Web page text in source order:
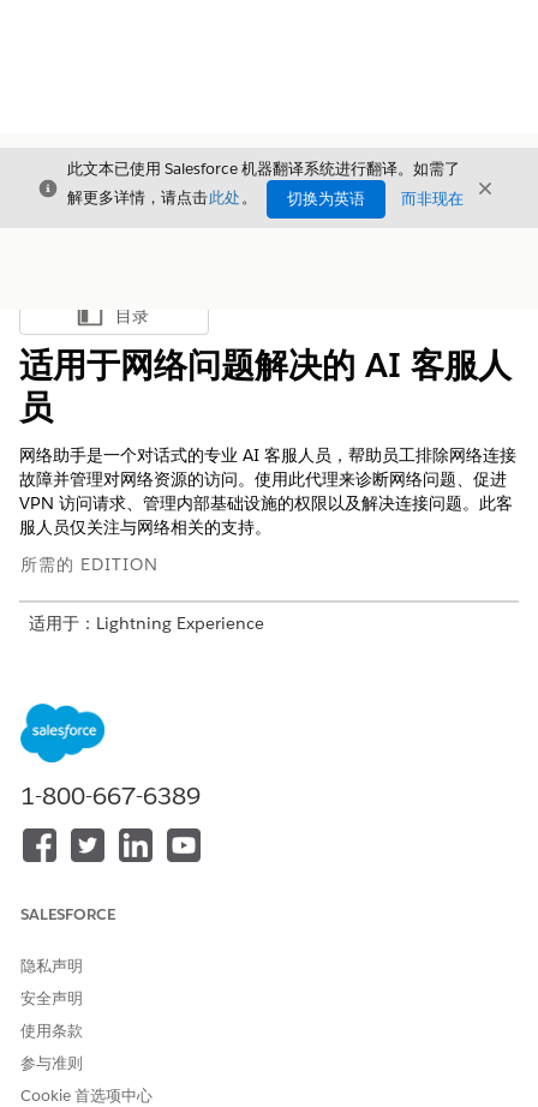
关闭
此文本已使用 Salesforce 机器翻译系统进行翻译。如需了
解更多详情，请点击此处。 切换为英语 而非现在 关闭
显示目录
目录
适用于网络问题解决的 AI 客服人
员
网络助手是一个对话式的专业 AI 客服人员，帮助员工排除网络连接
故障并管理对网络资源的访问。使用此代理来诊断网络问题、促进
VPN 访问请求、管理内部基础设施的权限以及解决连接问题。此客
服人员仅关注与网络相关的支持。
所需的 EDITION
适用于：Lightning Experience
服务目录项目
此专业客服人员会自动使用这些 SCI 模板来满足您的请求。您可以
请求 DNS 记录创建
报告网络问题
这些操作会在您与专业客服人员对话期间自动运行。
使用 Knowledge 回答问题
获取合格的服务目录项目
1-800-667-6389
SALESFORCE
隐私声明
安全声明
使用条款
参与准则
Cookie 首选项中心